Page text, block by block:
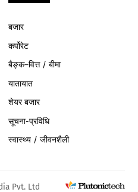
बजार
कर्पोरेट
बैङ्क–वित्त / बीमा
यातायात
शेयर बजार
सूचना-प्रविधि
स्वास्थ्य / जीवनशैली
Pvt. Ltd